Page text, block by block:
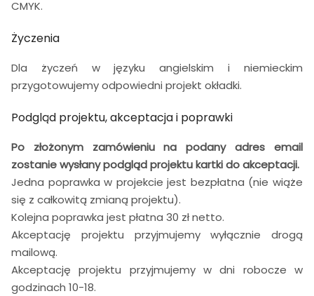
CMYK.
Życzenia
Dla życzeń w języku angielskim i niemieckim
przygotowujemy odpowiedni projekt okładki.
Podgląd projektu, akceptacja i poprawki
Po złożonym zamówieniu na podany adres email
zostanie wysłany podgląd projektu kartki do akceptacji.
Jedna poprawka w projekcie jest bezpłatna (nie wiąże
się z całkowitą zmianą projektu).
Kolejna poprawka jest płatna 30 zł netto.
Akceptację projektu przyjmujemy wyłącznie drogą
mailową.
Akceptację projektu przyjmujemy w dni robocze w
godzinach 10-18.